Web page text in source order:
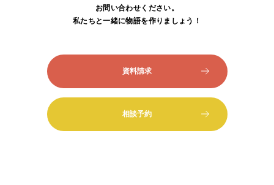
お問い合わせください。
私たちと一緒に物語を作りましょう！
資料請求
相談予約